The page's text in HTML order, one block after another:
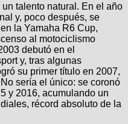
talento natural. En el año
y, poco después, se
la Yamaha R6 Cup,
al motociclismo
debutó en el
y, tras algunas
su primer título en 2007,
sería el único: se coronó
y 2016, acumulando un
récord absoluto de la